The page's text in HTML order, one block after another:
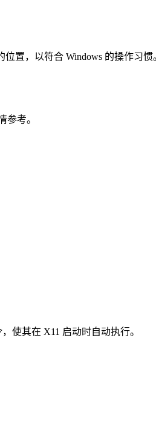
位置，以符合 Windows 的操作
参考。
使其在 X11 启动时自动执行。